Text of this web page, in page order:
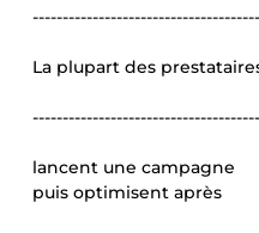
La plupart des
lancent une campagne
puis optimisent après